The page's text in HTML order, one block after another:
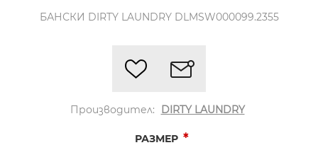
БАНСКИ DIRTY LAUNDRY DLMSW000099.2355
Производител: DIRTY LAUNDRY
РАЗМЕР *